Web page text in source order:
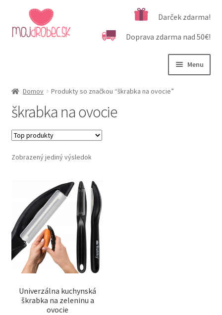
Preskočiť
na
navigáciu
Preskočiť
na
obsah
Darček zdarma!
Doprava zdarma nad 50€!
Menu
Podľa veku
Kategórie produktov
Dôležité informácie
Domov Produkty so značkou “škrabka na ovocie”
škrabka na ovocie
Zobrazený jediný výsledok
Univerzálna kuchynská
škrabka na zeleninu a
ovocie